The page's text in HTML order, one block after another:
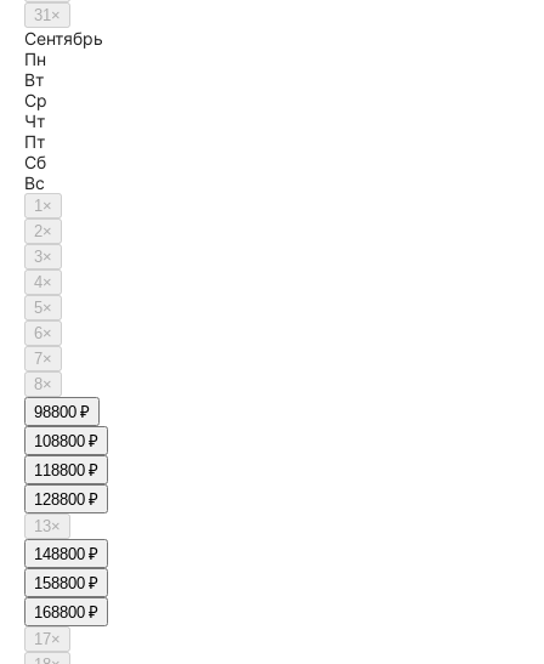
31×
Сентябрь
Пн
Вт
Ср
Чт
Пт
Сб
Вс
1×
2×
3×
4×
5×
6×
7×
8×
98800 ₽
108800 ₽
118800 ₽
128800 ₽
13×
148800 ₽
158800 ₽
168800 ₽
17×